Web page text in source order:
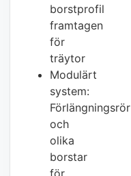
borstprofil
framtagen
för
träytor
Modulärt
system:
Förlängningsrör
och
olika
borstar
för